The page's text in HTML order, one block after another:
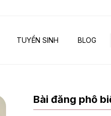
TUYỂN SINH BLOG
Bài đăng phổ